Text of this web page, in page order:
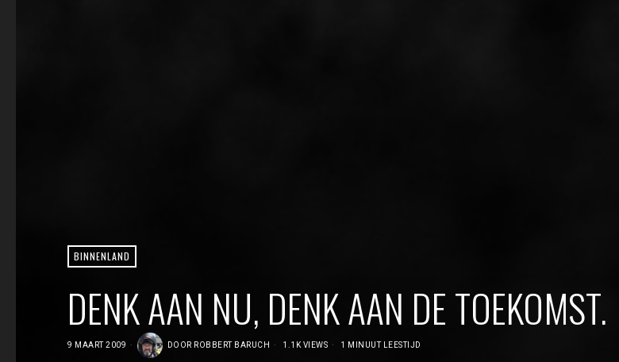
BINNENLAND
DENK AAN NU, DENK AAN DE TOEKOMST.
9 MAART 2009 DOOR ROBBERT BARUCH 1.1K VIEWS 1 MINUUT LEESTIJD